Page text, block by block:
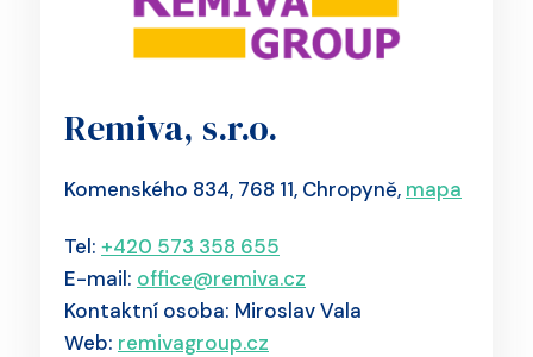
Remiva, s.r.o.
Komenského 834, 768 11, Chropyně, mapa
Tel: +420 573 358 655
E-mail: office@remiva.cz
Kontaktní osoba: Miroslav Vala
Web: remivagroup.cz